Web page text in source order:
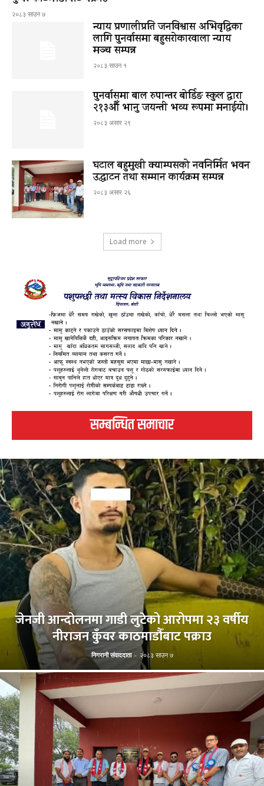
२०८३ साउन ७
न्याय प्रणालीप्रति जनविश्वास अभिवृद्धिका
लागि पुनर्वासमा बहुसरोकारवाला न्याय
मञ्च सम्पन्न
२०८३ साउन १
पुनर्वासमा बाल रुपान्तर बोर्डिङ स्कुल द्धारा
२१३औँ भानु जयन्ती भव्य रूपमा मनाईयो।
२०८३ असार २९
घटाल बहुमुखी क्याम्पसको नवनिर्मित भवन
उद्घाटन तथा सम्मान कार्यक्रम सम्पन्न
२०८३ असार २६
Load more
सम्बन्धित समाचार
जेनजी आन्दोलनमा गाडी लुटेको आरोपमा २३ वर्षीय
नीराजन कुँवर काठमाडौँबाट पक्राउ
निगरानी संवाददाता - २०८३ साउन ७